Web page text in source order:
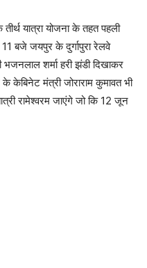
तीर्थ यात्रा योजना के तहत पहली
बजे जयपुर के दुर्गापुरा रेलवे
शर्मा हरी झंडी दिखाकर
केबिनेट मंत्री जोराराम कुमावत भी
रामेश्वरम जाएंगे जो कि 12 जून